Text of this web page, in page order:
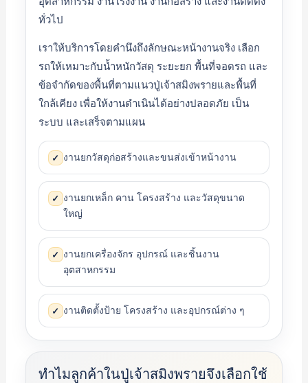
ทั่วไป
เราให้บริการโดยคำนึงถึงลักษณะหน้างานจริง เลือก
รถให้เหมาะกับน้ำหนักวัสดุ ระยะยก พื้นที่จอดรถ และ
ข้อจำกัดของพื้นที่ตามแนวปู่เจ้าสมิงพรายและพื้นที่
ใกล้เคียง เพื่อให้งานดำเนินได้อย่างปลอดภัย เป็น
ระบบ และเสร็จตามแผน
✓ งานยกวัสดุก่อสร้างและขนส่งเข้าหน้างาน
✓ งานยกเหล็ก คาน โครงสร้าง และวัสดุขนาด
ใหญ่
✓ งานยกเครื่องจักร อุปกรณ์ และชิ้นงาน
อุตสาหกรรม
✓ งานติดตั้งป้าย โครงสร้าง และอุปกรณ์ต่าง ๆ
ทำไมลูกค้าในปู่เจ้าสมิงพรายจึงเลือกใช้